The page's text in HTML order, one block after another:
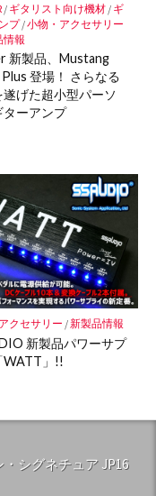
/ ギタリスト向け機材/ ギ
プ/小物・アクセサリー
情報
新製品、Mustang
登場！ さらなる
遂げた超小型パーソ
ターアンプ
クセサリー /新製品情報
新製品パワーサプ
WATT」!!
シグネチュア JP16